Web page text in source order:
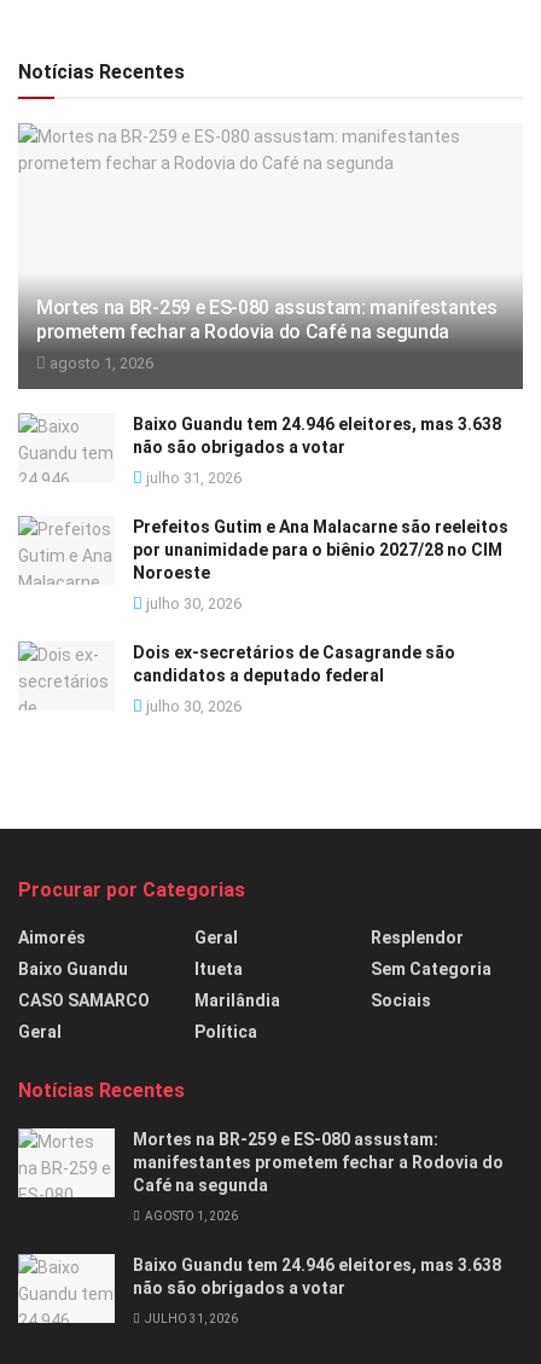
Notícias Recentes
Mortes na BR-259 e ES-080 assustam: manifestantes
prometem fechar a Rodovia do Café na segunda
agosto 1, 2026
Baixo Guandu tem 24.946 eleitores, mas 3.638
não são obrigados a votar
julho 31, 2026
Prefeitos Gutim e Ana Malacarne são reeleitos
por unanimidade para o biênio 2027/28 no CIM
Noroeste
julho 30, 2026
Dois ex-secretários de Casagrande são
candidatos a deputado federal
julho 30, 2026
Procurar por Categorias
Aimorés
Baixo Guandu
CASO SAMARCO
Geral
Geral
Itueta
Marilândia
Política
Resplendor
Sem Categoria
Sociais
Notícias Recentes
Mortes na BR-259 e ES-080 assustam:
manifestantes prometem fechar a Rodovia do
Café na segunda
AGOSTO 1, 2026
Baixo Guandu tem 24.946 eleitores, mas 3.638
não são obrigados a votar
JULHO 31, 2026